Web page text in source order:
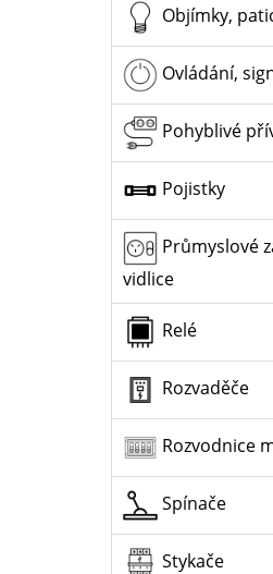
Objímky,
Ovládání,
Pohyblivé
Pojistky
Průmyslové
vidlice
Relé
Rozvaděče
Rozvodnice
Spínače
Stykače